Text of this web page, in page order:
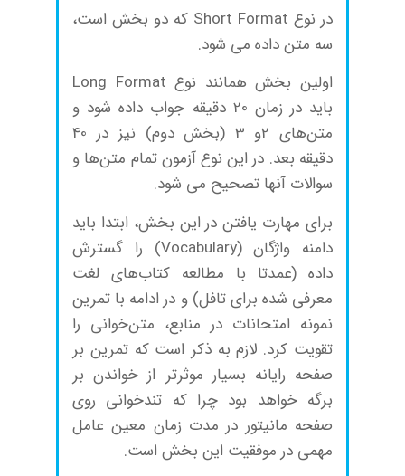
در نوع Short Format که دو بخش است،
سه متن داده می شود.
اولین بخش همانند نوع Long Format
باید در زمان 20 دقیقه جواب داده شود و
متن‌های 2و 3 (بخش دوم) نیز در 40
دقیقه بعد. در این نوع آزمون تمام متن‌ها و
سوالات آنها تصحیح می شود.
برای مهارت‌ یافتن در این بخش، ابتدا باید
دامنه واژگان (Vocabulary) را گسترش
داده (عمدتا با مطالعه کتاب‌های لغت
معرفی شده برای تافل) و در ادامه با تمرین
نمونه امتحانات در منابع، متن‌خوانی را
تقویت کرد. لازم به ذکر است که تمرین بر
صفحه رایانه بسیار موثرتر از خواندن بر
برگه خواهد بود چرا که تندخوانی روی
صفحه مانیتور در مدت زمان معین عامل
مهمی در موفقیت این بخش است.